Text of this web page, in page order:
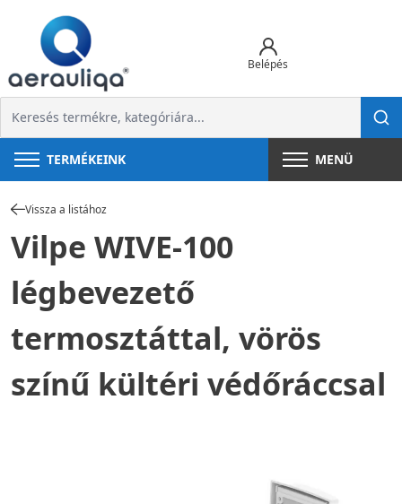
Belépés
TERMÉKEINK MENÜ
Vissza a listához
Vilpe WIVE-100
légbevezető
termosztáttal, vörös
színű kültéri védőráccsal